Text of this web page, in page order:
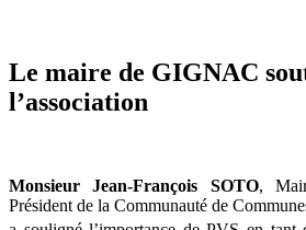
Le maire de GIGNAC
l’association
Monsieur Jean-François SOTO,
Président de la Communauté de